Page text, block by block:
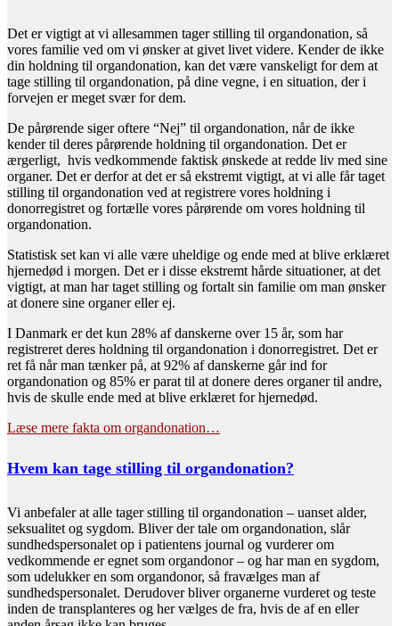
Det er vigtigt at vi allesammen tager stilling til organdonation, så
vores familie ved om vi ønsker at givet livet videre. Kender de ikke
din holdning til organdonation, kan det være vanskeligt for dem at
tage stilling til organdonation, på dine vegne, i en situation, der i
forvejen er meget svær for dem.
De pårørende siger oftere “Nej” til organdonation, når de ikke
kender til deres pårørende holdning til organdonation. Det er
ærgerligt, hvis vedkommende faktisk ønskede at redde liv med sine
organer. Det er derfor at det er så ekstremt vigtigt, at vi alle får taget
stilling til organdonation ved at registrere vores holdning i
donorregistret og fortælle vores pårørende om vores holdning til
organdonation.
Statistisk set kan vi alle være uheldige og ende med at blive erklæret
hjernedød i morgen. Det er i disse ekstremt hårde situationer, at det
vigtigt, at man har taget stilling og fortalt sin familie om man ønsker
at donere sine organer eller ej.
I Danmark er det kun 28% af danskerne over 15 år, som har
registreret deres holdning til organdonation i donorregistret. Det er
ret få når man tænker på, at 92% af danskerne går ind for
organdonation og 85% er parat til at donere deres organer til andre,
hvis de skulle ende med at blive erklæret for hjernedød.
Læse mere fakta om organdonation…
Hvem kan tage stilling til organdonation?
Vi anbefaler at alle tager stilling til organdonation – uanset alder,
seksualitet og sygdom. Bliver der tale om organdonation, slår
sundhedspersonalet op i patientens journal og vurderer om
vedkommende er egnet som organdonor – og har man en sygdom,
som udelukker en som organdonor, så fravælges man af
sundhedspersonalet. Derudover bliver organerne vurderet og teste
inden de transplanteres og her vælges de fra, hvis de af en eller